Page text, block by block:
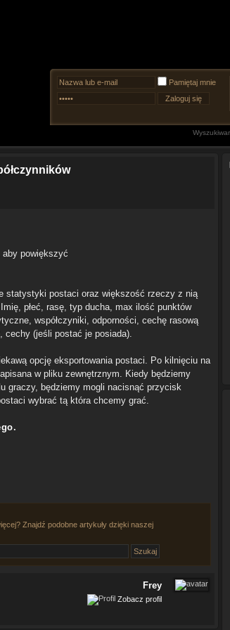
Pamiętaj mnie
aby powiększyć
statystyki postaci oraz większość rzeczy z nią
płeć, rasę, typ ducha, max ilość punktów
współczyniki, odporności, cechę rasową
cechy (jeśli postać je posiada).
opcję eksportowania postaci. Po kilnięciu na
w pliku zewnętrznym. Kiedy będziemy
graczy, będziemy mogli nacisnąć przycisk
wybrać tą która chcemy grać.
.
Znajdź podobne artykuły dzięki naszej
Frey
Zobacz profil